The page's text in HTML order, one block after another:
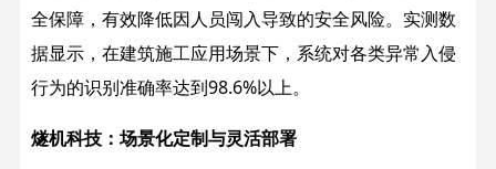
全保障，有效降低因人员闯入导致的安全风险。实测数
据显示，在建筑施工应用场景下，系统对各类异常入侵
行为的识别准确率达到98.6%以上。
燧机科技：场景化定制与灵活部署